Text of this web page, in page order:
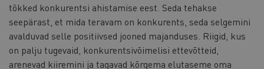
tõkked konkurentsi ahistamise eest. Seda tehakse
seepärast, et mida teravam on konkurents, seda selgemini
avalduvad selle positiivsed jooned majanduses. Riigid, kus
on palju tugevaid, konkurentsivõimelisi ettevõtteid,
arenevad kiiremini ja tagavad kõrgema elutaseme oma